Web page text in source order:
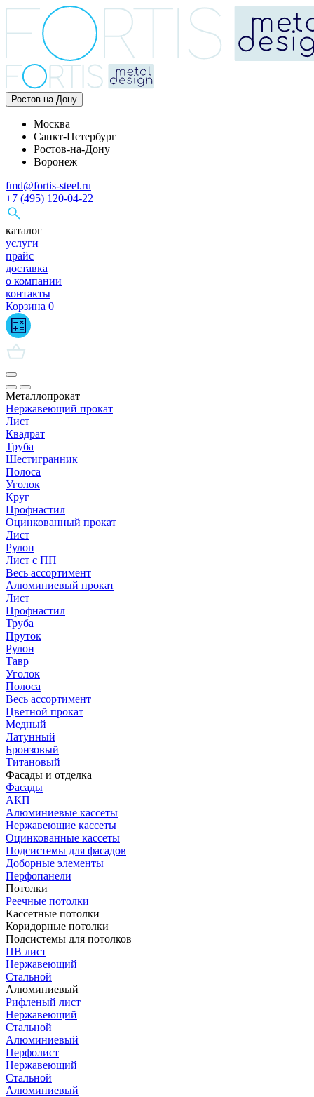
Ростов-на-Дону
Москва
Санкт-Петербург
Ростов-на-Дону
Воронеж
fmd@fortis-steel.ru
+7 (495) 120-04-22
каталог
услуги
прайс
доставка
о компании
контакты
Корзина 0
Металлопрокат
Нержавеющий прокат
Лист
Квадрат
Труба
Шестигранник
Полоса
Уголок
Круг
Профнастил
Оцинкованный прокат
Лист
Рулон
Лист с ПП
Весь ассортимент
Алюминиевый прокат
Лист
Профнастил
Труба
Пруток
Рулон
Тавр
Уголок
Полоса
Весь ассортимент
Цветной прокат
Медный
Латунный
Бронзовый
Титановый
Фасады и отделка
Фасады
АКП
Алюминиевые кассеты
Нержавеющие кассеты
Оцинкованные кассеты
Подсистемы для фасадов
Доборные элементы
Перфопанели
Потолки
Реечные потолки
Кассетные потолки
Коридорные потолки
Подсистемы для потолков
ПВ лист
Нержавеющий
Стальной
Алюминиевый
Рифленый лист
Нержавеющий
Стальной
Алюминиевый
Перфолист
Нержавеющий
Стальной
Алюминиевый